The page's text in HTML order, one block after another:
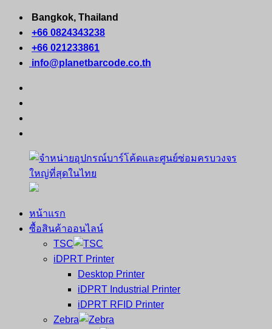
Skip
content
Bangkok, Thailand
+66 0824343238
+66 021233861
info@planetbarcode.co.th
จำหน่าย
คอมพิวเตอร์
หน้าแรก
ซื้อสินค้าออนไลน์
TSC
iDPRT Printer
Desktop Printer
iDPRT Industrial Printer
iDPRT RFID Printer
Zebra